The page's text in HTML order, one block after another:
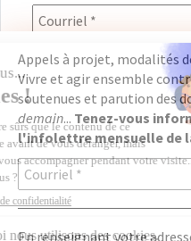
En renseignant votre
consentez à recevoir
Seligmann,
confidentialité. Il vous
désabonner à tout
Appels à projet, modalités
Vivre et agir ensemble
soutenues et parution des
demain... Tenez-vous
l'infolettre mensuelle de
En renseignant votre